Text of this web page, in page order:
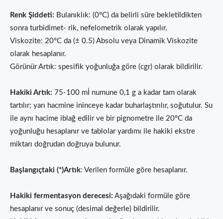
Renk Şiddeti: Bulanıklık: (0°C) da belirli süre bekletildikten
sonra turbidimet- rik, nefelometrik olarak yapılır.
Viskozite: 20°C da (± 0.5) Absolu veya Dinamik Viskozite
olarak hesaplanır.
Görünür Artık: spesifik yoğunluğa göre (cgr) olarak bildirilir.
Hakiki Artık: 75-100 mİ numune 0,1 g a kadar tam olarak
tartı­lır; yarı hacmine ininceye kadar buharlaştırılır, soğutulur. Su
ile aynı hacime iblağ edilir ve bir pignometre ile 20°C da
yoğunluğu hesap­lanır ve tablolar yardımı ile hakiki ekstre
miktarı doğrudan doğruya bulunur.
Başlangıçtaki (*)Artık: Verilen formüle göre hesaplanır.
Hakiki fermentasyon derecesi: Aşağıdaki formüle göre
hesaplanır ve sonuç (desimal değerle) bildirilir.